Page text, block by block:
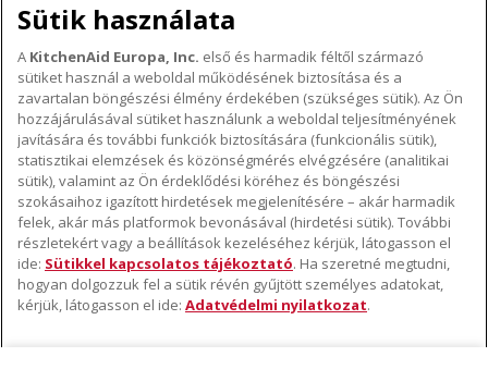
A KITCHENAID MÁRKÁRÓL
A márka lényege
A márka története
ODR
TÁMOGATÁS
Hol lehet megvenni
Garancia és dokumentumok
Ügyfélszolgálat
KÖVESSEN BENNÜNKET
Sütik használata
A KitchenAid Europa, Inc. első és harmadik féltől származó
sütiket használ a weboldal működésének biztosítása és a
zavartalan böngészési élmény érdekében (szükséges sütik). Az Ön
hozzájárulásával sütiket használunk a weboldal teljesítményének
javítására és további funkciók biztosítására (funkcionális sütik),
statisztikai elemzések és közönségmérés elvégzésére (analitikai
sütik), valamint az Ön érdeklődési köréhez és böngészési
szokásaihoz igazított hirdetések megjelenítésére – akár harmadik
felek, akár más platformok bevonásával (hirdetési sütik). További
részletekért vagy a beállítások kezeléséhez kérjük, látogasson el
ide: Sütikkel kapcsolatos tájékoztató. Ha szeretné megtudni,
hogyan dolgozzuk fel a sütik révén gyűjtött személyes adatokat,
kérjük, látogasson el ide: Adatvédelmi nyilatkozat.